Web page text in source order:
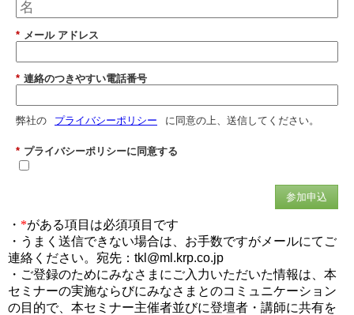
* メール アドレス
* 連絡のつきやすい電話番号
弊社の プライバシーポリシー に同意の上、送信してください。
* プライバシーポリシーに同意する
参加申込
・ *がある項目は必須項目です
・うまく送信できない場合は、お手数ですがメールにてご
連絡ください。宛先： tkl@ml.krp.co.jp
・ご登録のためにみなさまにご入力いただいた情報は、本
セミナーの実施ならびにみなさまとのコミュニケーション
の目的で、本セミナー主催者並びに登壇者・講師に共有を